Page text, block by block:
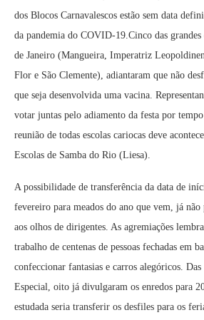
dos Blocos Carnavalescos estão sem data
da pandemia do COVID-19.Cinco das grandes
de Janeiro (Mangueira, Imperatriz
Flor e São Clemente), adiantaram que não
que seja desenvolvida uma vacina.
votar juntas pelo adiamento da festa por
reunião de todas escolas cariocas deve
Escolas de Samba do Rio (Liesa).
A possibilidade de transferência da data de
fevereiro para meados do ano que vem, já não
aos olhos de dirigentes. As agremiações
trabalho de centenas de pessoas fechadas em
confeccionar fantasias e carros alegóricos.
Especial, oito já divulgaram os enredos para
estudada seria transferir os desfiles para os